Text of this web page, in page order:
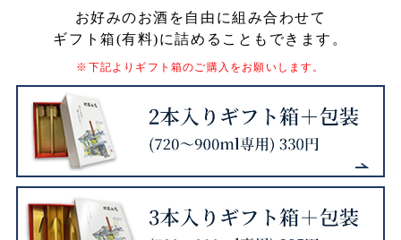
お好みのお酒を自由に組み合わせて
ギフト箱(有料)に詰めることもできます。
※下記よりギフト箱のご購入をお願いします。